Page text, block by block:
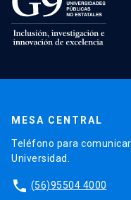
MESA CENTRAL
Teléfono para
Universidad.
phone (56)95504 4000